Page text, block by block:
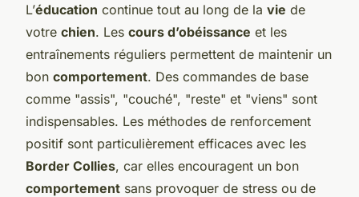
L’éducation continue tout au long de la vie de
votre chien. Les cours d’obéissance et les
entraînements réguliers permettent de maintenir un
bon comportement. Des commandes de base
comme "assis", "couché", "reste" et "viens" sont
indispensables. Les méthodes de renforcement
positif sont particulièrement efficaces avec les
Border Collies, car elles encouragent un bon
comportement sans provoquer de stress ou de